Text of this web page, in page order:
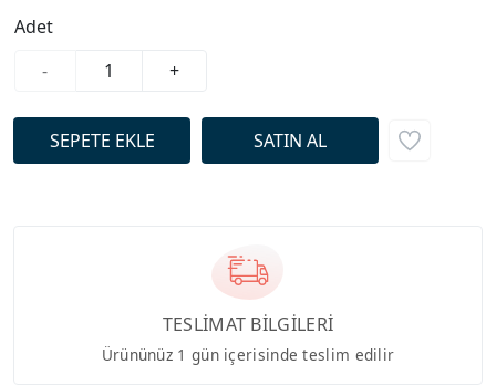
Adet
-
+
TESLİMAT BİLGİLERİ
Ürününüz 1 gün içerisinde teslim edilir